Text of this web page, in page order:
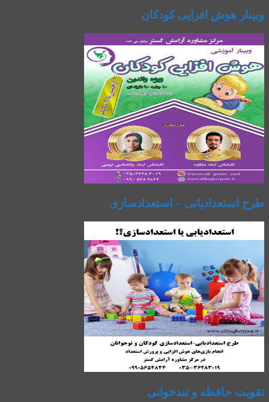
وبینار هوش افزایی کودکان
طرح استعدادیابی – استعدادسازی
تقویت حافظه و تندخوانی